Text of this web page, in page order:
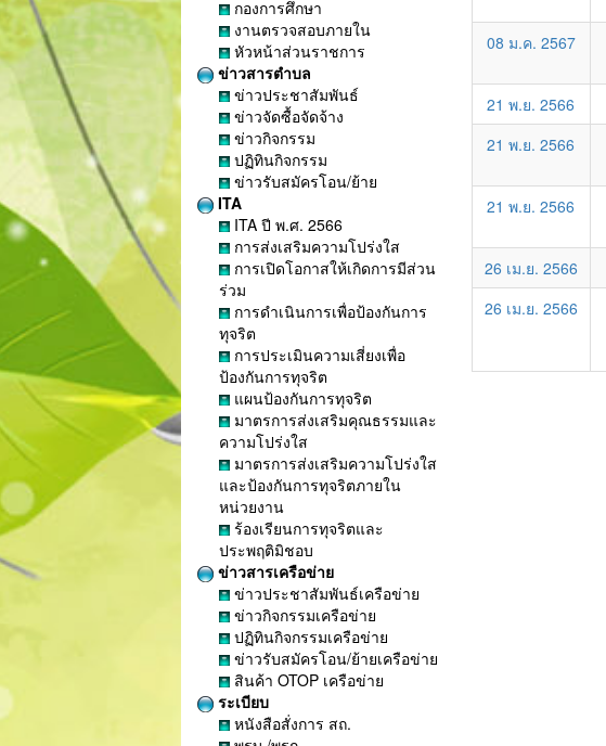
กองการศึกษา
งานตรวจสอบภายใน
หัวหน้าส่วนราชการ
ข่าวสารตำบล
ข่าวประชาสัมพันธ์
ข่าวจัดซื้อจัดจ้าง
ข่าวกิจกรรม
ปฏิทินกิจกรรม
ข่าวรับสมัครโอน/ย้าย
ITA
ITA ปี พ.ศ. 2566
การส่งเสริมความโปร่งใส
การเปิดโอกาสให้เกิดการมีส่วน
ร่วม
การดำเนินการเพื่อป้องกันการ
ทุจริต
การประเมินความเสี่ยงเพื่อ
ป้องกันการทุจริต
แผนป้องกันการทุจริต
มาตรการส่งเสริมคุณธรรมและ
ความโปร่งใส
มาตรการส่งเสริมความโปร่งใส
และป้องกันการทุจริตภายใน
หน่วยงาน
ร้องเรียนการทุจริตและ
ประพฤติมิชอบ
ข่าวสารเครือข่าย
ข่าวประชาสัมพันธ์เครือข่าย
ข่าวกิจกรรมเครือข่าย
ปฏิทินกิจกรรมเครือข่าย
ข่าวรับสมัครโอน/ย้ายเครือข่าย
สินค้า OTOP เครือข่าย
ระเบียบ
หนังสือสั่งการ สถ.
08 ม.ค. 2567
21 พ.ย. 2566
21 พ.ย. 2566
21 พ.ย. 2566
26 เม.ย. 2566
26 เม.ย. 2566